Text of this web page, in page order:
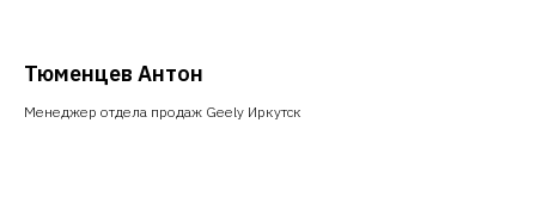
Тюменцев Антон
Менеджер отдела продаж Geely Иркутск